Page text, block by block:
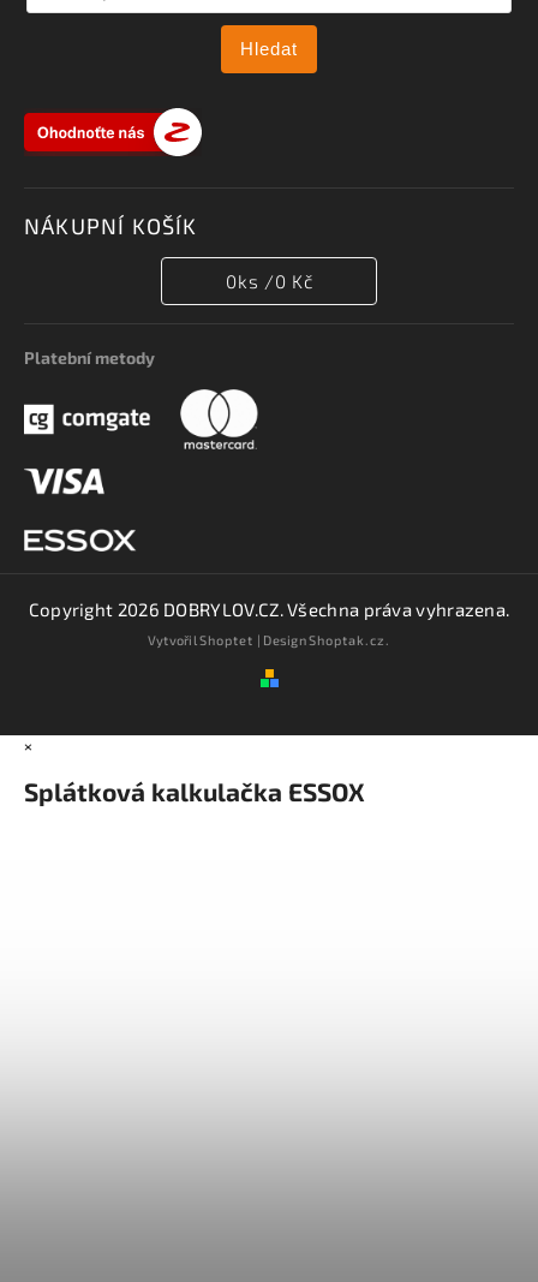
Hledat
NÁKUPNÍ KOŠÍK
0ks /0 Kč
Platební metody
Copyright 2026 DOBRYLOV.CZ. Všechna práva vyhrazena.
VytvořilShoptet | DesignShoptak.cz.
×
Splátková kalkulačka ESSOX